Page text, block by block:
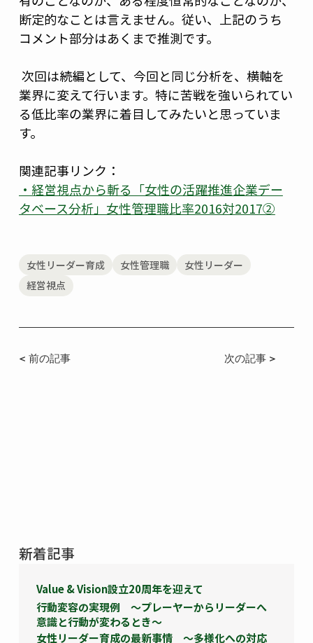
Value & Vision設立20周年を迎えて
行動変容の実現例 ～プレーヤーからリーダーへ
意識と行動が変わるとき～
女性リーダー育成の最新事情 ～多様化への対応
新着記事
< 前の記事 次の記事 >
女性リーダー育成 女性管理職
女性リーダー
経営視点
断定的なことは言えません。従い、上記のうち
コメント部分はあくまで推測です。
業界に変えて行います。特に苦戦を強いられてい
る低比率の業界に着目してみたいと思っていま
す。
関連記事リンク：
・経営視点から斬る「女性の活躍推進企業デー
タベース分析」女性管理職比率2016対2017②